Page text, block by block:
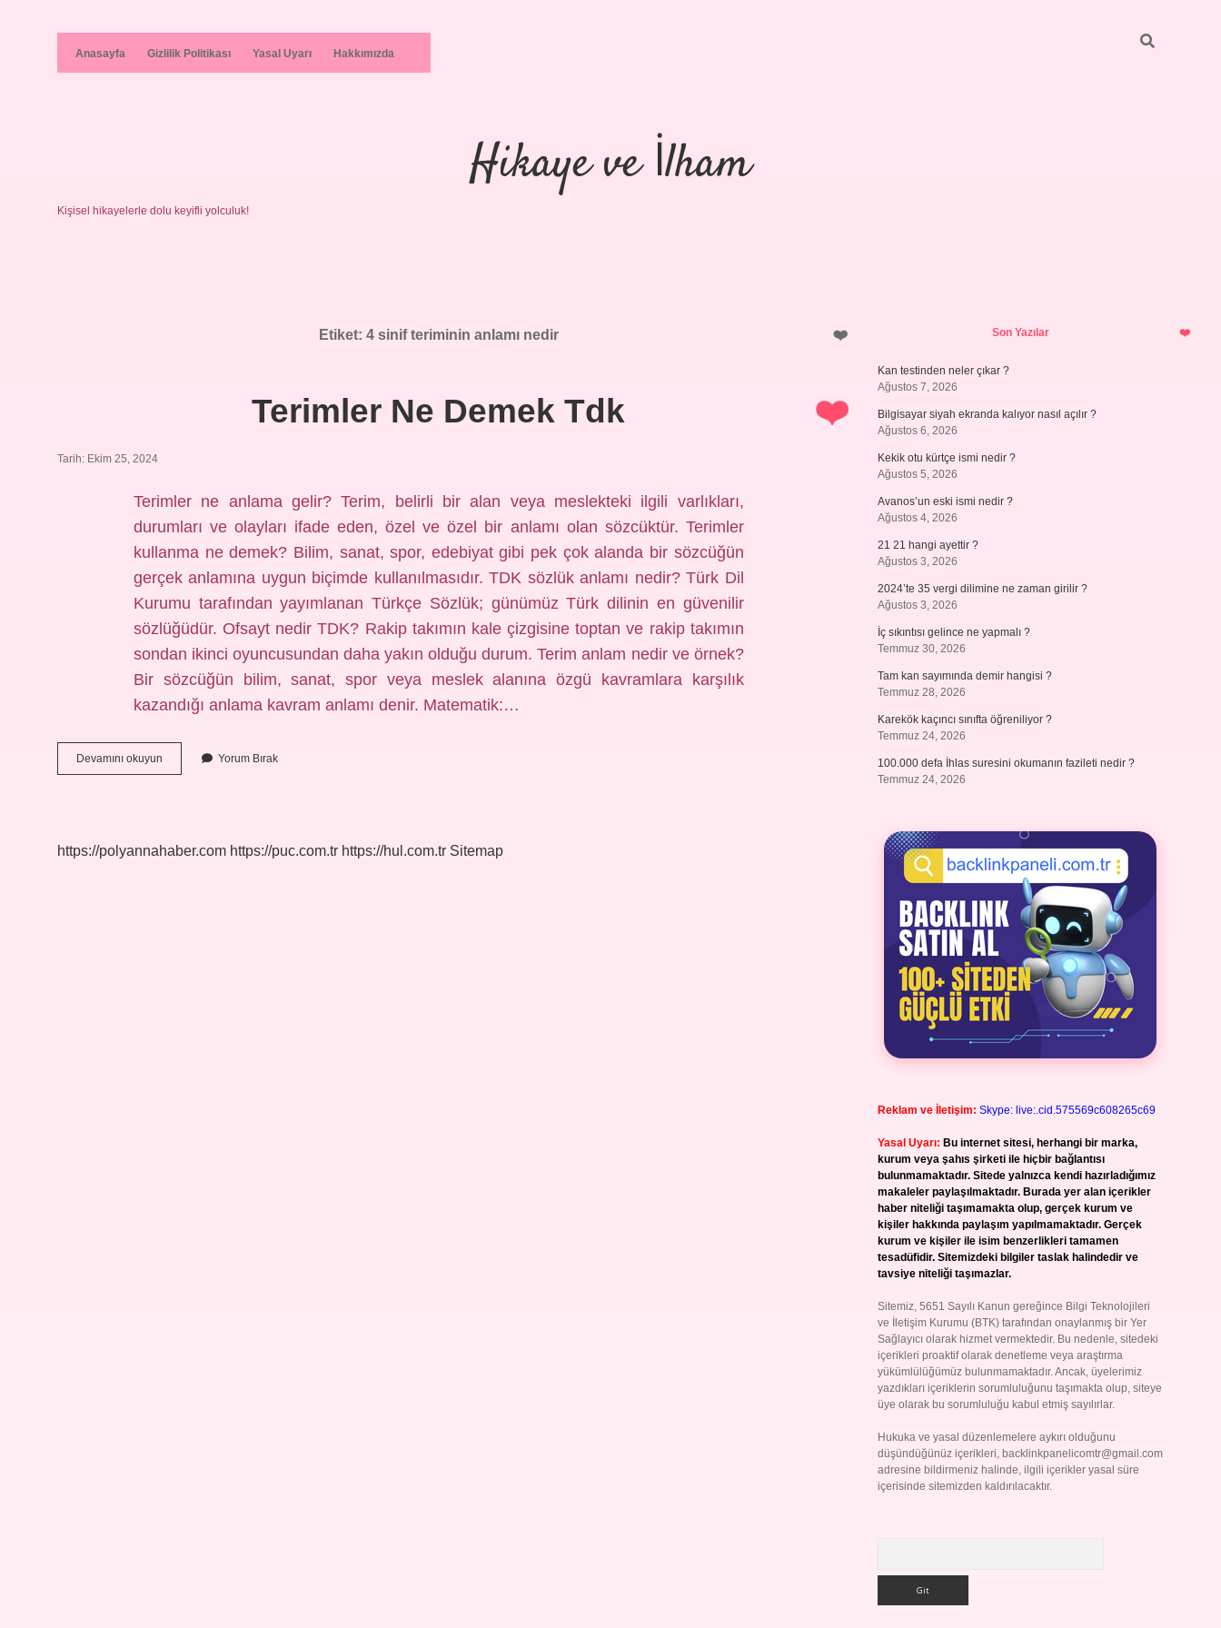
Anasayfa Gizlilik Politikası Yasal Uyarı Hakkımızda
Hikaye ve İlham
Kişisel hikayelerle dolu keyifli yolculuk!
Etiket: 4 sinif teriminin anlamı nedir
Terimler Ne Demek Tdk
Tarih: Ekim 25, 2024
Terimler ne anlama gelir? Terim, belirli bir alan veya meslekteki ilgili varlıkları,
durumları ve olayları ifade eden, özel ve özel bir anlamı olan sözcüktür. Terimler
kullanma ne demek? Bilim, sanat, spor, edebiyat gibi pek çok alanda bir sözcüğün
gerçek anlamına uygun biçimde kullanılmasıdır. TDK sözlük anlamı nedir? Türk Dil
Kurumu tarafından yayımlanan Türkçe Sözlük; günümüz Türk dilinin en güvenilir
sözlüğüdür. Ofsayt nedir TDK? Rakip takımın kale çizgisine toptan ve rakip takımın
sondan ikinci oyuncusundan daha yakın olduğu durum. Terim anlam nedir ve örnek?
Bir sözcüğün bilim, sanat, spor veya meslek alanına özgü kavramlara karşılık
kazandığı anlama kavram anlamı denir. Matematik:…
Devamını okuyun
Ne
Yorum Bırak
https://polyannahaber.com https://puc.com.tr https://hul.com.tr Sitemap
SidebarSon Yazılar
Kan testinden neler çıkar ?
Ağustos 7, 2026
Bilgisayar siyah ekranda kalıyor nasıl açılır ?
Ağustos 6, 2026
Kekik otu kürtçe ismi nedir ?
Ağustos 5, 2026
Avanos’un eski ismi nedir ?
Ağustos 4, 2026
21 21 hangi ayettir ?
Ağustos 3, 2026
2024’te 35 vergi dilimine ne zaman girilir ?
Ağustos 3, 2026
İç sıkıntısı gelince ne yapmalı ?
Temmuz 30, 2026
Tam kan sayımında demir hangisi ?
Temmuz 28, 2026
Karekök kaçıncı sınıfta öğreniliyor ?
Temmuz 24, 2026
100.000 defa İhlas suresini okumanın fazileti nedir ?
Temmuz 24, 2026
Reklam ve İletişim: Skype: live:.cid.575569c608265c69
Yasal Uyarı: Bu internet sitesi, herhangi bir marka,
kurum veya şahıs şirketi ile hiçbir bağlantısı
bulunmamaktadır. Sitede yalnızca kendi hazırladığımız
makaleler paylaşılmaktadır. Burada yer alan içerikler
haber niteliği taşımamakta olup, gerçek kurum ve
kişiler hakkında paylaşım yapılmamaktadır. Gerçek
kurum ve kişiler ile isim benzerlikleri tamamen
tesadüfidir. Sitemizdeki bilgiler taslak halindedir ve
tavsiye niteliği taşımazlar.
Sitemiz, 5651 Sayılı Kanun gereğince Bilgi Teknolojileri
ve İletişim Kurumu (BTK) tarafından onaylanmış bir Yer
Sağlayıcı olarak hizmet vermektedir. Bu nedenle, sitedeki
içerikleri proaktif olarak denetleme veya araştırma
yükümlülüğümüz bulunmamaktadır. Ancak, üyelerimiz
yazdıkları içeriklerin sorumluluğunu taşımakta olup, siteye
üye olarak bu sorumluluğu kabul etmiş sayılırlar.
Hukuka ve yasal düzenlemelere aykırı olduğunu
düşündüğünüz içerikleri, backlinkpanelicomtr@gmail.com
adresine bildirmeniz halinde, ilgili içerikler yasal süre
içerisinde sitemizden kaldırılacaktır.